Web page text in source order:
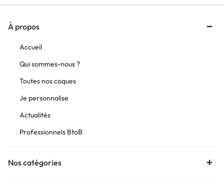
À propos
Accueil
Qui sommes-nous ?
Toutes nos coques
Je personnalise
Actualités
Professionnels BtoB
Nos catégories